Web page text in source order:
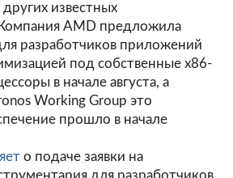
известных
AMD предложила
разработчиков приложений
под собственные x86-
в начале августа, а
Working Group это
прошло в начале
о подаче заявки на